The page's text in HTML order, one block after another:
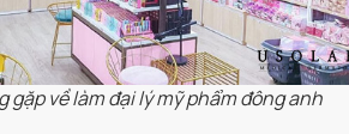
gặp về làm đại lý mỹ phẩm đông anh